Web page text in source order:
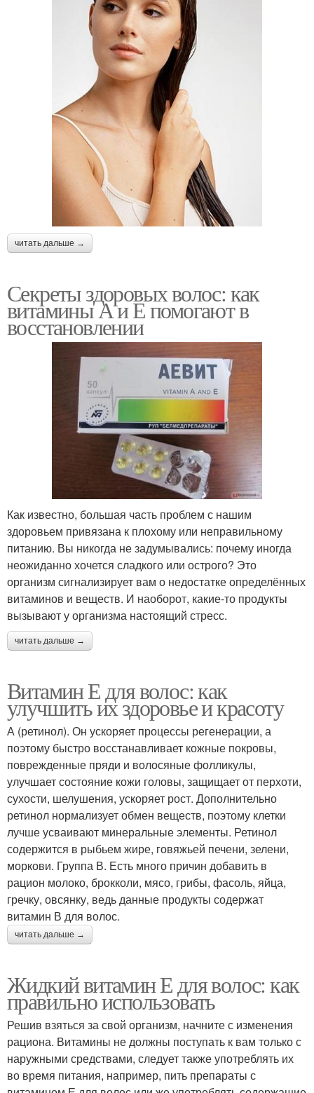
читать дальше →
Секреты здоровых волос: как
витамины А и Е помогают в
восстановлении
Как известно, большая часть проблем с нашим
здоровьем привязана к плохому или неправильному
питанию. Вы никогда не задумывались: почему иногда
неожиданно хочется сладкого или острого? Это
организм сигнализирует вам о недостатке определённых
витаминов и веществ. И наоборот, какие-то продукты
вызывают у организма настоящий стресс.
читать дальше →
Витамин Е для волос: как
улучшить их здоровье и красоту
А (ретинол). Он ускоряет процессы регенерации, а
поэтому быстро восстанавливает кожные покровы,
поврежденные пряди и волосяные фолликулы,
улучшает состояние кожи головы, защищает от перхоти,
сухости, шелушения, ускоряет рост. Дополнительно
ретинол нормализует обмен веществ, поэтому клетки
лучше усваивают минеральные элементы. Ретинол
содержится в рыбьем жире, говяжьей печени, зелени,
моркови. Группа В. Есть много причин добавить в
рацион молоко, брокколи, мясо, грибы, фасоль, яйца,
гречку, овсянку, ведь данные продукты содержат
витамин В для волос.
читать дальше →
Жидкий витамин Е для волос: как
правильно использовать
Решив взяться за свой организм, начните с изменения
рациона. Витамины не должны поступать к вам только с
наружными средствами, следует также употреблять их
во время питания, например, пить препараты с